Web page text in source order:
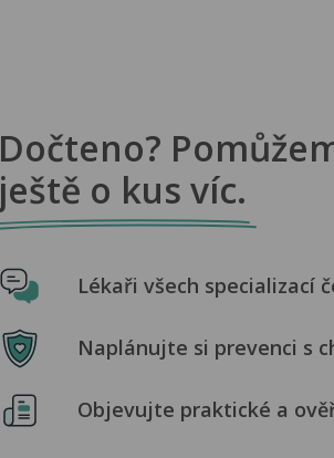
Dočteno?
ještě o kus víc.
Lékaři všech specializací
Naplánujte si prevenci s
Objevujte praktické a